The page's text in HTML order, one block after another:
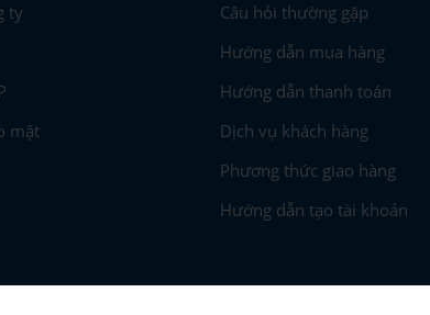
ty
mật
Câu hỏi thường gặp
Hướng dẫn mua hàng
Hướng dẫn thanh toán
Dịch vụ khách hàng
Phương thức giao hàng
Hướng dẫn tạo tài khoản